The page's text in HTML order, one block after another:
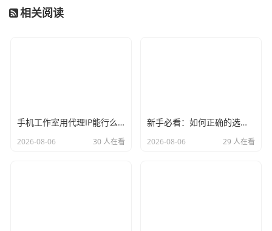
相关阅读
手机工作室用代理IP能行么？过来人的经验告诉你答案
2026-08-06 30 人在看
新手必看：如何正确的选择代理ip软件，别再交智商税了
2026-08-06 29 人在看